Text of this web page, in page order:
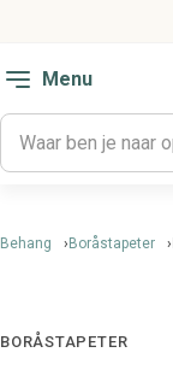
Menu
Behang Boråstapeter
BORÅSTAPETER